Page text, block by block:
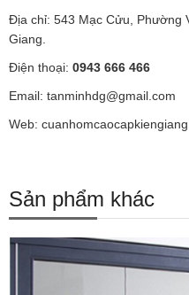
Địa chỉ: 543 Mạc Cửu, Phường
Giang.
Điện thoại: 0943 666 466
Email: tanminhdg@gmail.com
Web:
Sản phẩm khác